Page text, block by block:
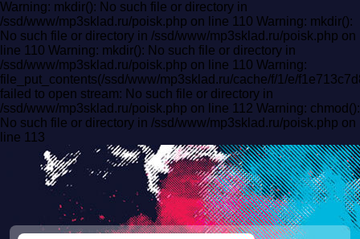
Warning: mkdir(): No such file or directory in
/ssd/www/mp3sklad.ru/poisk.php on line 110 Warning: mkdir():
No such file or directory in /ssd/www/mp3sklad.ru/poisk.php on
line 110 Warning: mkdir(): No such file or directory in
/ssd/www/mp3sklad.ru/poisk.php on line 110 Warning:
file_put_contents(/ssd/www/mp3sklad.ru/cache/f/1/e/
failed to open stream: No such file or directory in
/ssd/www/mp3sklad.ru/poisk.php on line 112 Warning: chmod():
No such file or directory in /ssd/www/mp3sklad.ru/poisk.php on
line 113